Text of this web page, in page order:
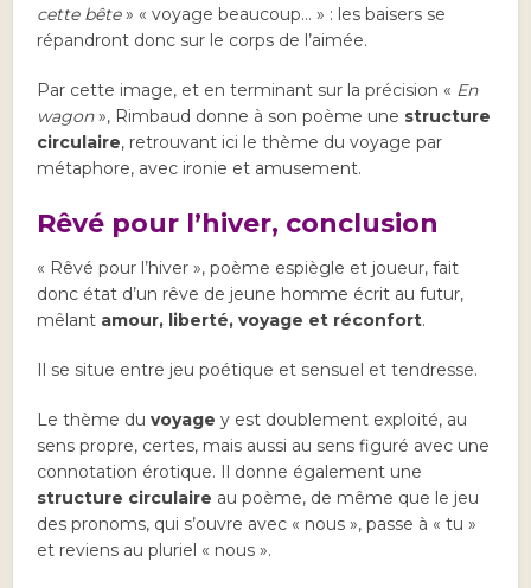
cette bête» « voyage beaucoup… » : les baisers se
répandront donc sur le corps de l’aimée.
Par cette image, et en terminant sur la précision « En
wagon», Rimbaud donne à son poème une structure
circulaire, retrouvant ici le thème du voyage par
métaphore, avec ironie et amusement.
Rêvé pour l’hiver, conclusion
« Rêvé pour l’hiver », poème espiègle et joueur, fait
donc état d’un rêve de jeune homme écrit au futur,
mêlant amour, liberté, voyage et réconfort.
Il se situe entre jeu poétique et sensuel et tendresse.
Le thème duvoyage y est doublement exploité, au
sens propre, certes, mais aussi au sens figuré avec une
connotation érotique. Il donne également une
structure circulaire au poème, de même que le jeu
des pronoms, qui s’ouvre avec « nous », passe à « tu »
et reviens au pluriel « nous ».